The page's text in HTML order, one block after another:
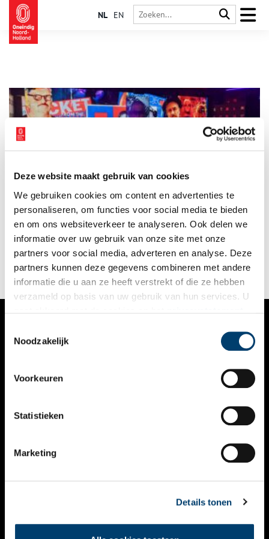
Deze website maakt gebruik van cookies
We gebruiken cookies om content en advertenties te
personaliseren, om functies voor social media te bieden
en om ons websiteverkeer te analyseren. Ook delen we
informatie over uw gebruik van onze site met onze
partners voor social media, adverteren en analyse. Deze
partners kunnen deze gegevens combineren met andere
informatie die u aan ze heeft verstrekt of die ze hebben
verzameld op basis van uw gebruik van hun services. U
Noodzakelijk
Voorkeuren
Statistieken
Marketing
Details tonen
NL EN
Het komt niet vaak voor dat er nieuwe musea uit de grond
schieten, maar áls het gebeurt is dat wel in Amsterdam. Zoals
onze hoofdstad in 1988 de primeur had met nieuwe
elektronische dancemuziek, heeft ze dat nu met ’s werelds
eerste housemuseum. Je kunt er terecht voor een interactieve
reis door de geschiedenis van housemuziek, het (her)beleven
van het clubgevoel dat je in coronatijd hebt moeten missen en
het leren knoppendraaien als een echte dj.
VERHALEN
KALENDER
THEMA’S
VIDEO’S
CONTACT